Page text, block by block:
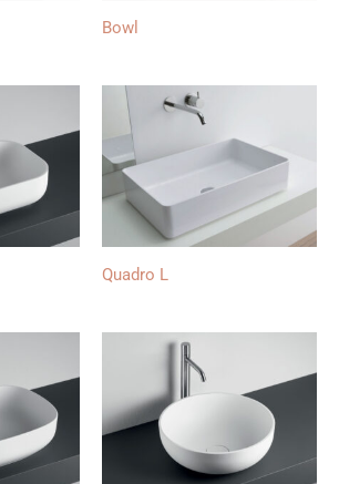
Bowl
Quadro L